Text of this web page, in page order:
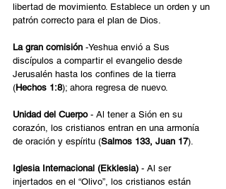
libertad de movimiento. Establece un orden y un
patrón correcto para el plan de Dios.
La gran comisión -Yeshua envió a Sus
discípulos a compartir el evangelio desde
Jerusalén hasta los confines de la tierra
(Hechos 1:8); ahora regresa de nuevo.
Unidad del Cuerpo - Al tener a Sión en su
corazón, los cristianos entran en una armonía
de oración y espíritu (Salmos 133, Juan 17).
Iglesia Internacional (Ekklesia) - Al ser
injertados en el “Olivo”, los cristianos están